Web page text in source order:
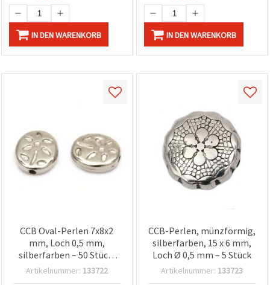
IN DEN WARENKORB IN DEN WARENKORB
CCB Oval-Perlen 7x8x2
mm, Loch 0,5 mm,
silberfarben – 50 Stück,
für Schmuckherstellung &
Artikelnummer: 133722
CCB-Perlen, münzförmig,
silberfarben, 15 x 6 mm,
Loch Ø 0,5 mm – 5 Stück
Artikelnummer: 133723